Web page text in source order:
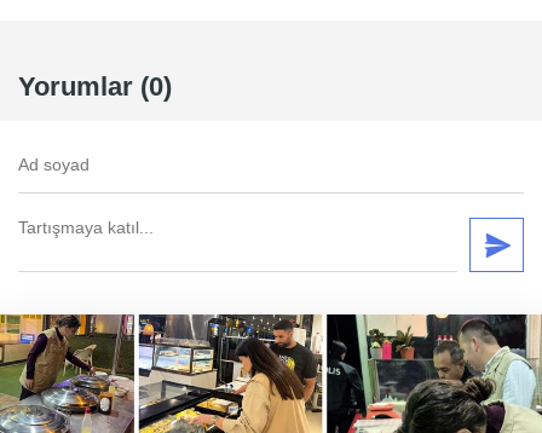
Yorumlar (0)